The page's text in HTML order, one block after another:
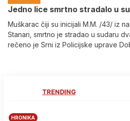
Јedno lice smrtno stradalo u
Muškarac čiji su inicijali M.M. /43/ iz
Stanari, smrtno je stradao u sudaru
rečeno je Srni iz Policijske uprave
TRENDING
HRONIKA